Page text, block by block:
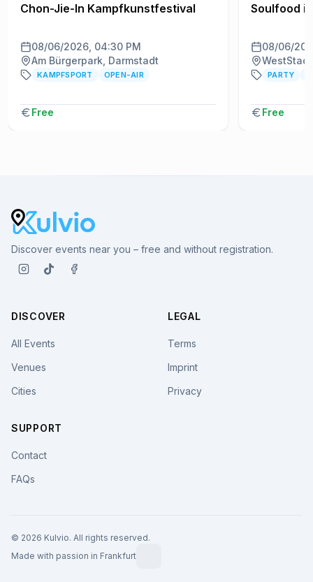
Chon-Jie-In Kampfkunstfestival
08/06/2026, 04:30 PM
Am Bürgerpark, Darmstadt
KAMPFSPORT OPEN-AIR
Free
Soulfood
08/06/
PARTY
Free
Discover events near you – free and without registration.
DISCOVER
All Events
Venues
Cities
LEGAL
Terms
Imprint
Privacy
SUPPORT
Contact
FAQs
© 2026 Kulvio. All rights reserved.
Made with passion in Frankfurt